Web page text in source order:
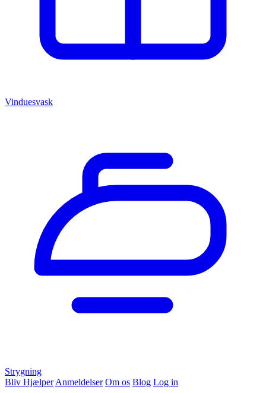
Vinduesvask
Strygning
Bliv Hjælper Anmeldelser Om os Blog Log in